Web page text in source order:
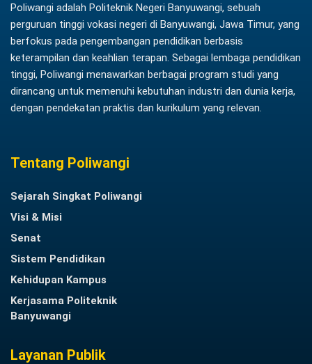
Poliwangi adalah Politeknik Negeri Banyuwangi, sebuah
perguruan tinggi vokasi negeri di Banyuwangi, Jawa Timur, yang
berfokus pada pengembangan pendidikan berbasis
keterampilan dan keahlian terapan. Sebagai lembaga pendidikan
tinggi, Poliwangi menawarkan berbagai program studi yang
dirancang untuk memenuhi kebutuhan industri dan dunia kerja,
dengan pendekatan praktis dan kurikulum yang relevan.
Tentang Poliwangi
Sejarah Singkat Poliwangi
Visi & Misi
Senat
Sistem Pendidikan
Kehidupan Kampus
Kerjasama Politeknik
Banyuwangi
Layanan Publik